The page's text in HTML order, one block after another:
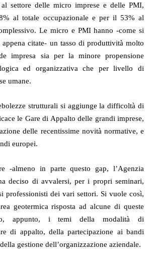
settore delle micro imprese e delle PMI,
al totale occupazionale e per il 53% al
Le micro e PMI hanno -come si
appena citate- un tasso di produttività molto
impresa sia per la minore propensione
ed organizzativa che per livello di
umane.
strutturali si aggiunge la difficoltà di
le Gare di Appalto delle grandi imprese,
delle recentissime novità normative, e
europei.
-almeno in parte questo gap, l’Agenzia
deciso di avvalersi, per i propri seminari,
professionisti dei vari settori. Si vuole così,
geotermica risposta ad alcune di queste
appunto, i temi della modalità di
di appalto, della partecipazione ai bandi
gestione dell’organizzazione aziendale.